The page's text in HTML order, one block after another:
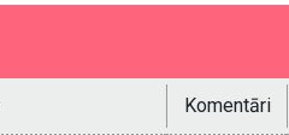
Komentāri